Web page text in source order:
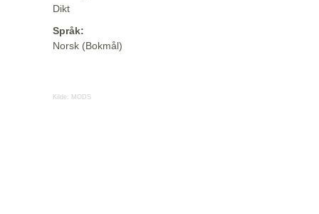
Dikt
Språk:
Norsk (Bokmål)
Kilde: MODS